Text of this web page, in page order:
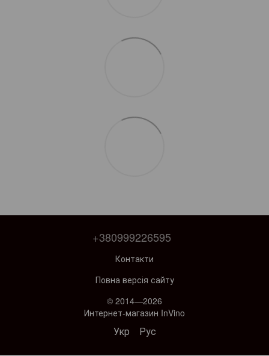
+380999226595
Контакти
Повна версія сайту
© 2014—2026
Интернет-магазин InVino
Укр Рус